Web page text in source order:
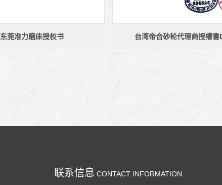
东莞准力磨床授权书 台湾帝合砂轮代理商授權書
联系信息 CONTACT INFORMATION